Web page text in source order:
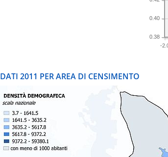
-
0.38
0.40
DATI 2011 PER AREA DI CENSIMENTO